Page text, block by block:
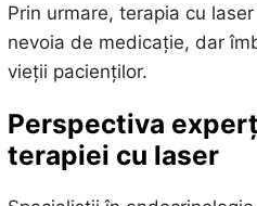
Prin urmare, terapia cu
nevoia de medicație, dar
vieții pacienților.
Perspectiva
terapiei cu laser